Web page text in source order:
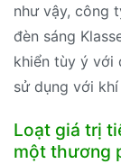
như vậy, công
đèn sáng
khiển tùy ý với
sử dụng với
Loạt giá trị
một thương